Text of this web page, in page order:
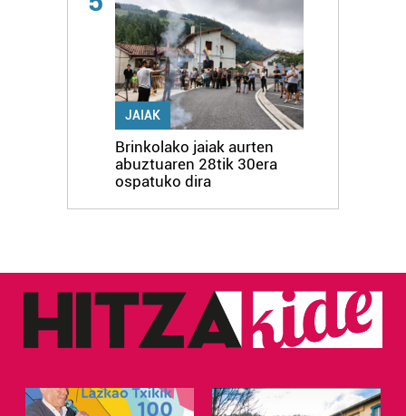
JAIAK
Brinkolako jaiak aurten
abuztuaren 28tik 30era
ospatuko dira